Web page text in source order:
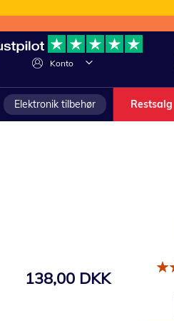
Konto
Lave
Elektronik tilbehør Restsalg
138,00 DKK